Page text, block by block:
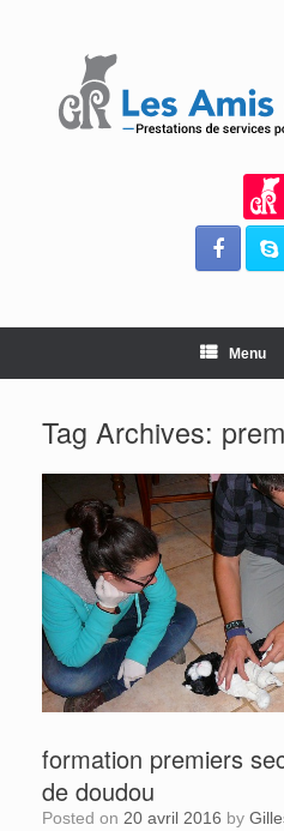
Menu
Tag Archives:
formation premiers
de doudou
Posted on 20 avril 2016 by